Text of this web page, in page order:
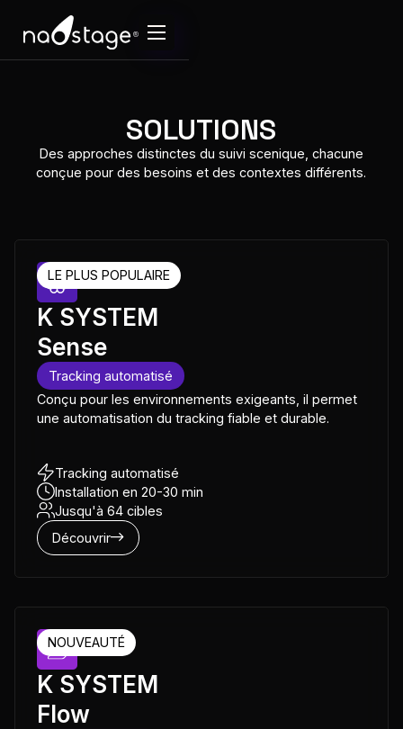
SOLUTIONS
Des approches distinctes du suivi scenique, chacune
conçue pour des besoins et des contextes différents.
K SYSTEM
Sense
Tracking automatisé
Conçu pour les environnements exigeants, il permet
une automatisation du tracking fiable et durable.
Tracking automatisé
Installation en 20-30 min
Jusqu'à 64 cibles
Découvrir
LE PLUS POPULAIRE
K SYSTEM
Flow
NOUVEAUTÉ